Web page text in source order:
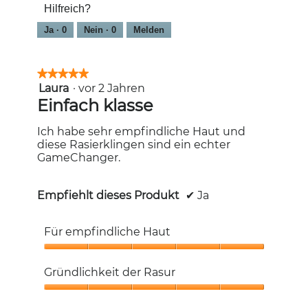
von
5
Hilfreich?
Ja · 0 Nein · 0 Melden
★★★★★
★★★★★
5
von
5
Sternen.
Laura · vor 2 Jahren
Einfach klasse
Ich habe sehr empfindliche Haut und
diese Rasierklingen sind ein echter
GameChanger.
Empfiehlt dieses Produkt ✔ Ja
Für empfindliche Haut
empfindliche
Haut,
Gründlichkeit der Rasur